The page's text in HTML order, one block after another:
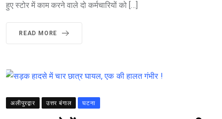
हुए स्टोर में काम करने वाले दो कर्मचारियों को […]
READ MORE
अलीपुरद्वार उत्तर बंगाल घटना